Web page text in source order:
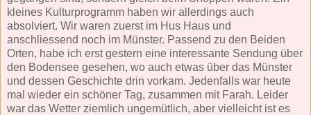
kleines Kulturprogramm haben wir allerdings auch
absolviert. Wir waren zuerst im Hus Haus und
anschliessend noch im Münster. Passend zu den Beiden
Orten, habe ich erst gestern eine interessante Sendung über
den Bodensee gesehen, wo auch etwas über das Münster
und dessen Geschichte drin vorkam. Jedenfalls war heute
mal wieder ein schöner Tag, zusammen mit Farah. Leider
war das Wetter ziemlich ungemütlich, aber vielleicht ist es